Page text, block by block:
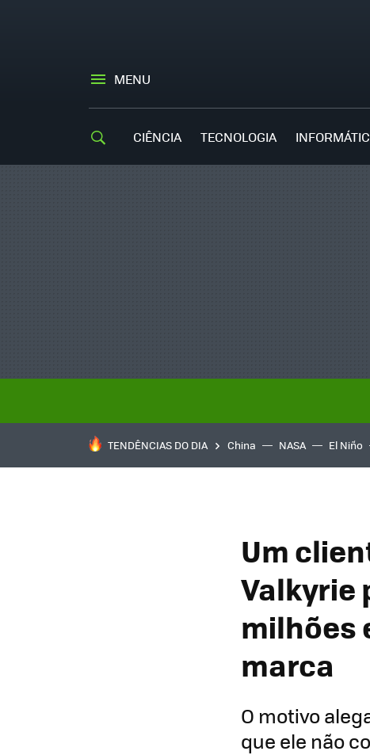
MENU
CIÊNCIA TECNOLOGIA
TENDÊNCIAS DO DIA China NASA El Niño
Um
Valkyrie
milhões
marca
O motivo
que ele não